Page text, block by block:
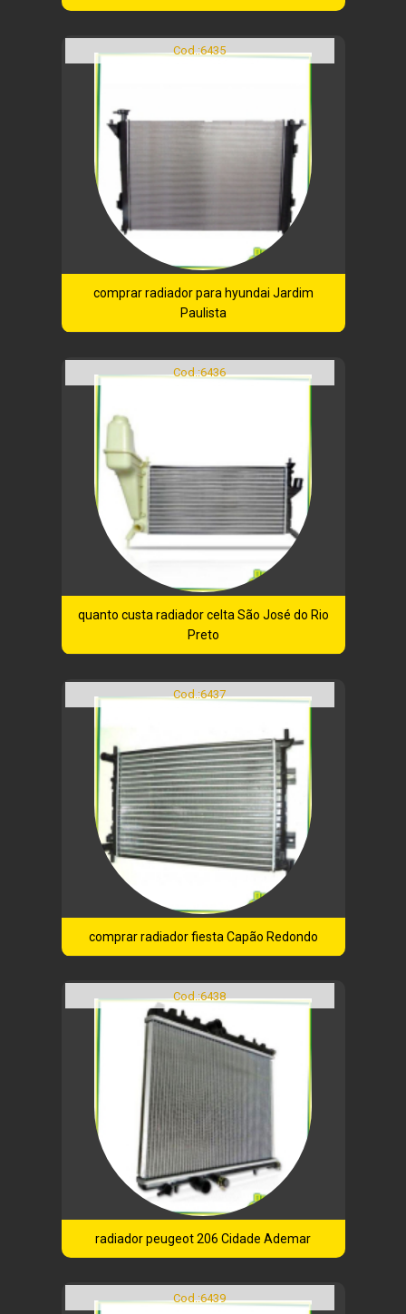
Cod.:6435
comprar radiador para hyundai Jardim
Paulista
Cod.:6436
quanto custa radiador celta São José do Rio
Preto
Cod.:6437
comprar radiador fiesta Capão Redondo
Cod.:6438
radiador peugeot 206 Cidade Ademar
Cod.:6439